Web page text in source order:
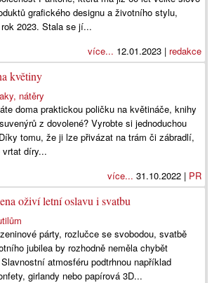
grafického designu a životního stylu,
2023. Stala se jí...
více... 12.01.2023 | redakce
květiny
nátěry
doma praktickou poličku na květináče, knihy
z dovolené? Vyrobte si jednoduchou
tomu, že ji lze přivázat na trám či zábradlí,
díry...
více... 31.10.2022 | PR
oživí letní oslavu i svatbu
párty, rozlučce se svobodou, svatbě
jubilea by rozhodně neměla chybět
atmosféru podtrhnou například
girlandy nebo papírová 3D...